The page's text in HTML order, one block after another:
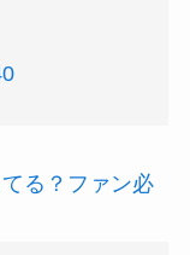
る？ファン必